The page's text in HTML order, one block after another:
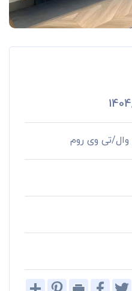
تی وی روم
Share
PinterestPrint
FacebookTwitter